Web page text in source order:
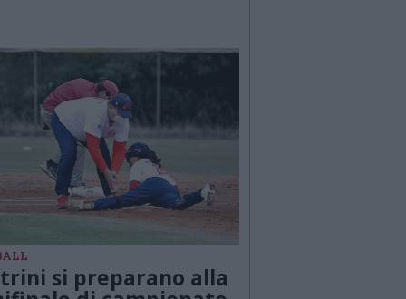
si preparano alla